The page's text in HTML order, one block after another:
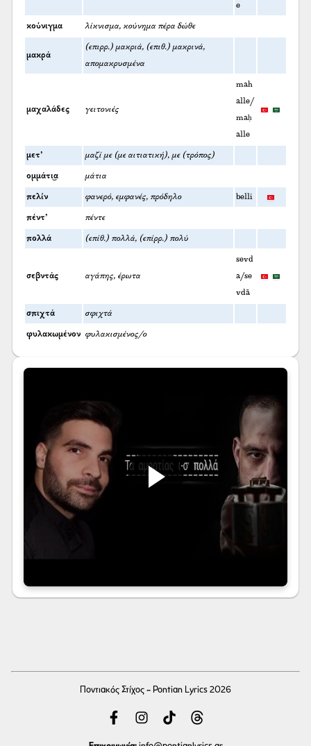
e
κούνιγμα λίκνισμα, κούνημα πέρα δώθε
μακρά
(επιρρ.) μακριά, (επιθ.) μακρινά,
απομακρυσμένα
μαχαλάδες γειτονιές
mah
alle/
maḥ
alle
μετ’ μαζί με (με αιτιατική), με (τρόπος)
ομμάτι͜α μάτια
πελίν φανερό, εμφανές, πρόδηλο belli
πέντ’ πέντε
πολλά (επίθ.) πολλά, (επίρρ.) πολύ
σεβντάς αγάπης, έρωτα
sevd
a/se
vdā
σπιχτά σφιχτά
φυλακωμένον φυλακισμένος/ο
Ποντιακός Στίχος - Pontian Lyrics 2026